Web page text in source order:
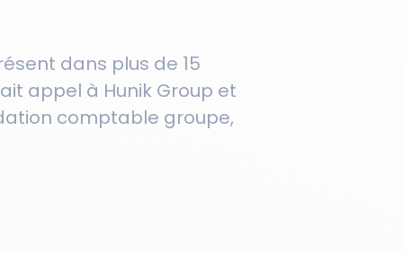
dans plus de 15
appel à Hunik Group et
comptable groupe,